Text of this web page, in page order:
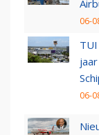
06-
06-